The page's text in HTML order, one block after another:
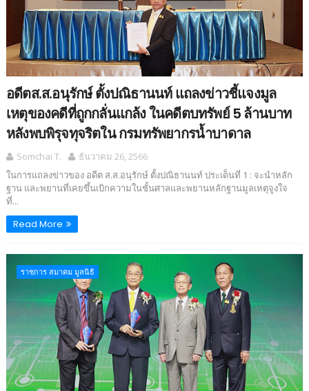
อดีตส.ส.อนุรักษ์ ตั้งปณิธานนท์ แถลงข่าวชี้แจงมูล
เหตุของคดีที่ถูกกลั่นแกล้ง ในคดีตบทรัพย์ 5 ล้านบาท
หลังพบพิรุจทุจริตใน กรมทรัพยากรน้ำบาดาล
Somchai T.
ธันวาคม 26, 2566
ในการแถลงข่าวของ อดีต ส.ส.อนุรักษ์ ตั้งปณิธานนท์ ประเด็นที่ 1 : จะนำหลัก
ฐาน และพยานที่เคยขึ้นเบิกความในชั้นศาลและพยานหลักฐานมูลเหตุจูงใจ
ที่...
Read More
ราชการ สมาคม มูลนิธิ